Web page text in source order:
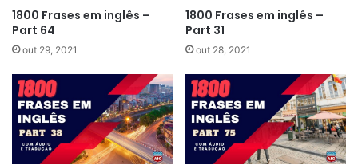
1800 Frases em inglês –
Part 64
out 29, 2021
1800 Frases em inglês –
Part 31
out 28, 2021